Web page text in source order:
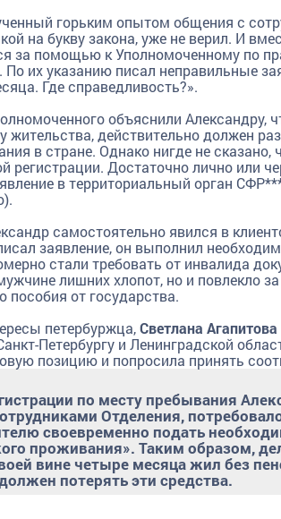
горьким опытом общения с
на букву закона, уже не верил. И
за помощью к Уполномоченному по
По их указанию писал неправильные
Где справедливость?».
объяснили Александру,
жительства, действительно должен
в стране. Однако нигде не сказано,
регистрации. Достаточно лично или
в территориальный орган
самостоятельно явился в
заявление, он выполнил
стали требовать от инвалида
лишних хлопот, но и повлекло
пособия от государства.
петербуржца,Светлана Агапитова
Петербургу и Ленинградской
позицию и попросила принять
по месту пребывания
Отделения,
своевременно подать
проживания». Таким образом,
вине четыре месяца жил без
потерять эти средства.